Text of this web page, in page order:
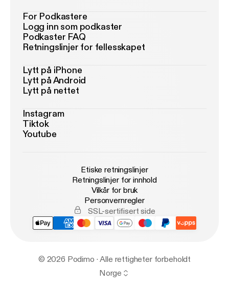
For Podkastere
Logg inn som podkaster
Podkaster FAQ
Retningslinjer for fellesskapet
Lytt på iPhone
Lytt på Android
Lytt på nettet
Instagram
Tiktok
Youtube
Etiske retningslinjer
Retningslinjer for innhold
Vilkår for bruk
Personvernregler
SSL-sertifisert side
© 2026 Podimo · Alle rettigheter forbeholdt
Norge